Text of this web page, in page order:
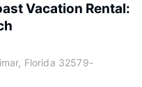
Vacation Rental:
Florida 32579-